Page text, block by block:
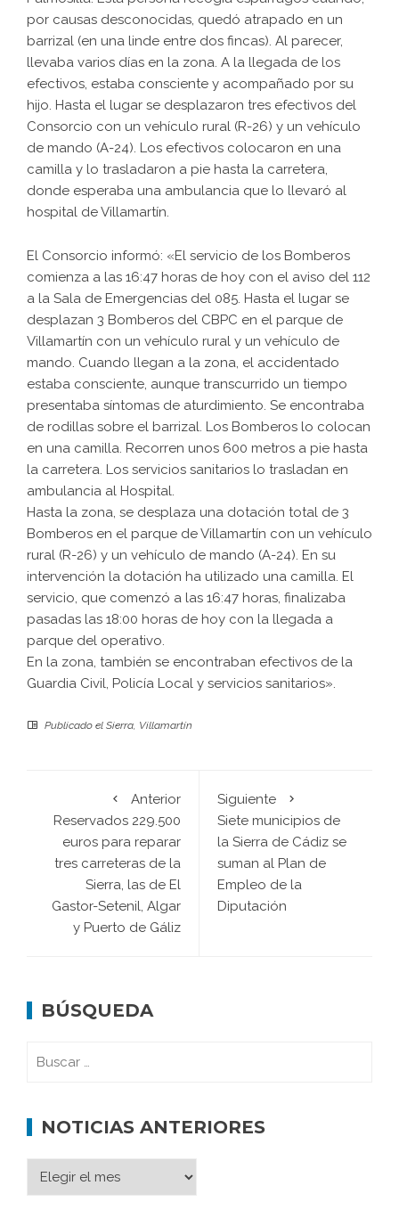
por causas desconocidas, quedó atrapado en un
barrizal (en una linde entre dos fincas). Al parecer,
llevaba varios días en la zona. A la llegada de los
efectivos, estaba consciente y acompañado por su
hijo. Hasta el lugar se desplazaron tres efectivos del
Consorcio con un vehículo rural (R-26) y un vehículo
de mando (A-24). Los efectivos colocaron en una
camilla y lo trasladaron a pie hasta la carretera,
donde esperaba una ambulancia que lo llevaró al
hospital de Villamartín.
El Consorcio informó: «El servicio de los Bomberos
comienza a las 16:47 horas de hoy con el aviso del 112
a la Sala de Emergencias del 085. Hasta el lugar se
desplazan 3 Bomberos del CBPC en el parque de
Villamartín con un vehículo rural y un vehículo de
mando. Cuando llegan a la zona, el accidentado
estaba consciente, aunque transcurrido un tiempo
presentaba síntomas de aturdimiento. Se encontraba
de rodillas sobre el barrizal. Los Bomberos lo colocan
en una camilla. Recorren unos 600 metros a pie hasta
la carretera. Los servicios sanitarios lo trasladan en
ambulancia al Hospital.
Hasta la zona, se desplaza una dotación total de 3
Bomberos en el parque de Villamartín con un vehículo
rural (R-26) y un vehículo de mando (A-24). En su
intervención la dotación ha utilizado una camilla. El
servicio, que comenzó a las 16:47 horas, finalizaba
pasadas las 18:00 horas de hoy con la llegada a
parque del operativo.
En la zona, también se encontraban efectivos de la
Guardia Civil, Policía Local y servicios sanitarios».
Publicado el Sierra, Villamartín
Anterior
Reservados 229.500
euros para reparar
tres carreteras de la
Sierra, las de El
Gastor-Setenil, Algar
y Puerto de Gáliz
Siguiente
Siete municipios de
la Sierra de Cádiz se
suman al Plan de
Empleo de la
Diputación
BÚSQUEDA
NOTICIAS ANTERIORES